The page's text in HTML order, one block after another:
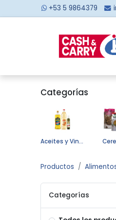
+53 5 9864379
Categorías
Aceites y Vinagres
Productos
Categorías